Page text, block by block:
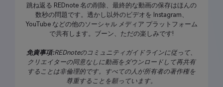
跳ね返る REDnote 名の削除、最終的な動画の保存はほんの
数秒の問題です。透かし以外のビデオを Instagram、
YouTube などの他のソーシャル メディア プラットフォーム
で共有します。ブーン、ただの楽しみです!
免責事項:REDnoteのコミュニティガイドラインに従って、
クリエイターの同意なしに動画をダウンロードして再共有
することは非倫理的です。すべての人が所有者の著作権を
尊重することを願っています。